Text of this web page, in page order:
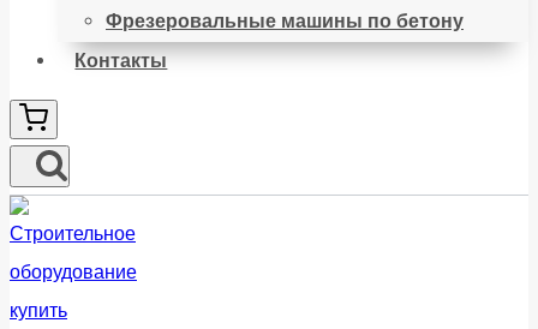
Фрезеровальные машины по бетону
Контакты